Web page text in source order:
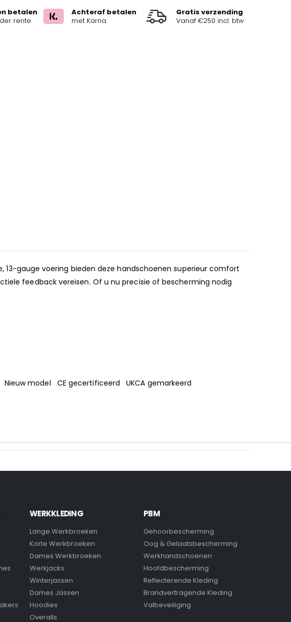
betalen
rente
Achteraf betalen
met Karna
Gratis verzending
Vanaf €250 incl. btw
13-gauge voering bieden deze handschoenen superieur comfort
feedback vereisen. Of u nu precisie of bescherming nodig
Nieuw model CE gecertificeerd UKCA gemarkeerd
WERKKLEDING
Lange Werkbroeken
Korte Werkbroeken
Dames Werkbroeken
Werkjacks
Winterjassen
Dames Jassen
Hoodies
Overalls
PBM
Gehoorbescherming
Oog & Gelaatsbescherming
Werkhandschoenen
Hoofdbescherming
Reflecterende Kleding
Brandvertragende Kleding
Valbeveiliging